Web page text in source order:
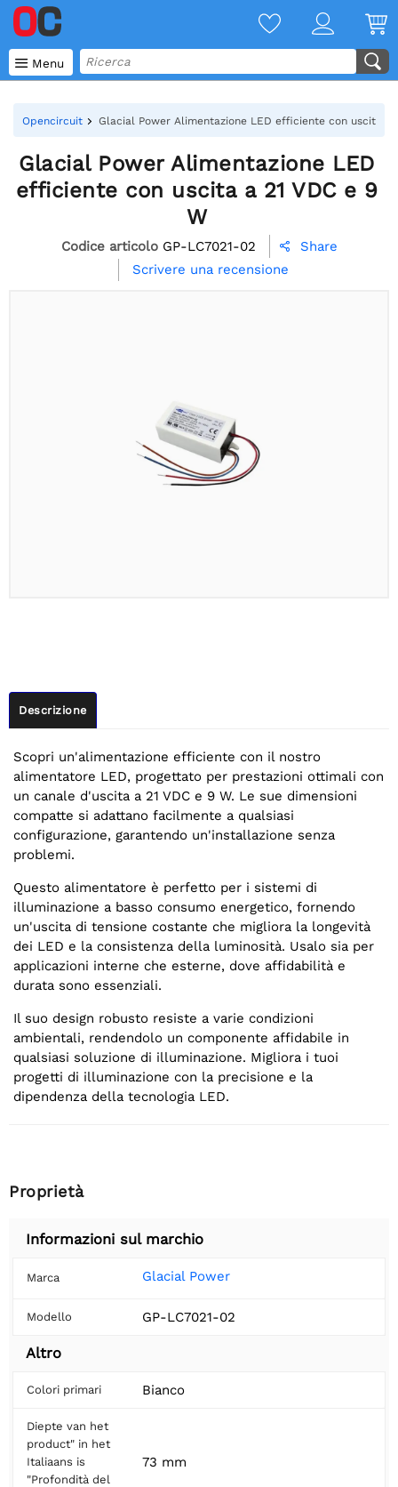
 Menu
Opencircuit Glacial Power Alimentazione LED efficiente con uscita a
Glacial Power Alimentazione LED
efficiente con uscita a 21 VDC e 9
W
Codice articolo GP-LC7021-02 
Share
Scrivere una recensione
Descrizione
Scopri un'alimentazione efficiente con il nostro
alimentatore LED, progettato per prestazioni ottimali con
un canale d'uscita a 21 VDC e 9 W. Le sue dimensioni
compatte si adattano facilmente a qualsiasi
configurazione, garantendo un'installazione senza
problemi.
Questo alimentatore è perfetto per i sistemi di
illuminazione a basso consumo energetico, fornendo
un'uscita di tensione costante che migliora la longevità
dei LED e la consistenza della luminosità. Usalo sia per
applicazioni interne che esterne, dove affidabilità e
durata sono essenziali.
Il suo design robusto resiste a varie condizioni
ambientali, rendendolo un componente affidabile in
qualsiasi soluzione di illuminazione. Migliora i tuoi
progetti di illuminazione con la precisione e la
dipendenza della tecnologia LED.
Proprietà
Informazioni sul marchio
Marca Glacial Power
Modello GP-LC7021-02
Altro
Colori primari Bianco
Diepte van het
product" in het
Italiaans is
"Profondità del
73 mm